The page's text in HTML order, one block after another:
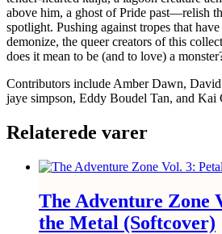
above him, a ghost of Pride past—relish
spotlight. Pushing against tropes that
demonize, the queer creators of this
does it mean to be (and to love) a
Contributors include Amber Dawn,
jaye simpson, Eddy Boudel Tan, and Kai
Relaterede varer
The Adventure Zone
the Metal (Softcover)